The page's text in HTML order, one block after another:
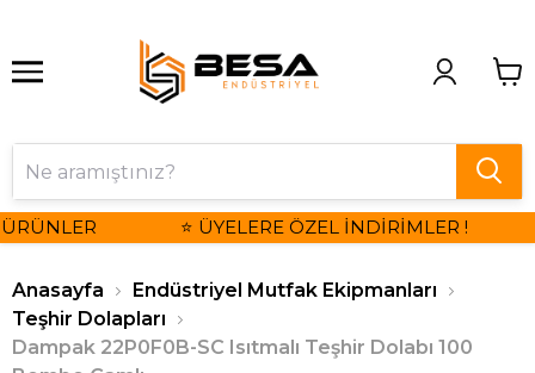
⭐ ÜYELERE ÖZEL İNDİRİMLER !
Anasayfa
Endüstriyel Mutfak Ekipmanları
Teşhir Dolapları
Dampak 22P0F0B-SC Isıtmalı Teşhir Dolabı 100